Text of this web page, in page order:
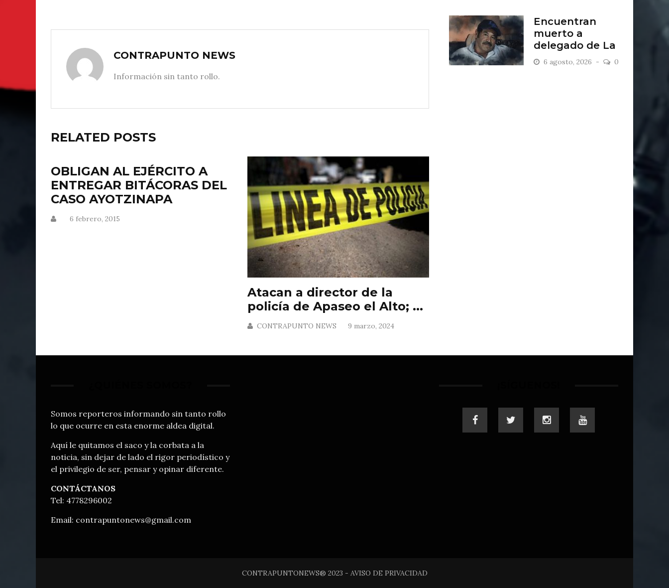
CONTRAPUNTO NEWS
Información sin tanto rollo.
RELATED POSTS
OBLIGAN AL EJÉRCITO A
ENTREGAR BITÁCORAS DEL
CASO AYOTZINAPA
6 febrero, 2015
Atacan a director de la
policía de Apaseo el Alto; ...
CONTRAPUNTO NEWS 9 marzo, 2024
Encuentran
muerto a
delegado de La
Sandía
6 agosto, 2026 0
Somos reporteros informando sin tanto rollo
lo que ocurre en esta enorme aldea digital.
Aquí le quitamos el saco y la corbata a la
noticia, sin dejar de lado el rigor periodístico y
el privilegio de ser, pensar y opinar diferente.
CONTÁCTANOS
Tel: 4778296002
Email: contrapuntonews@gmail.com
CONTRAPUNTONEWS® 2023 - AVISO DE PRIVACIDAD